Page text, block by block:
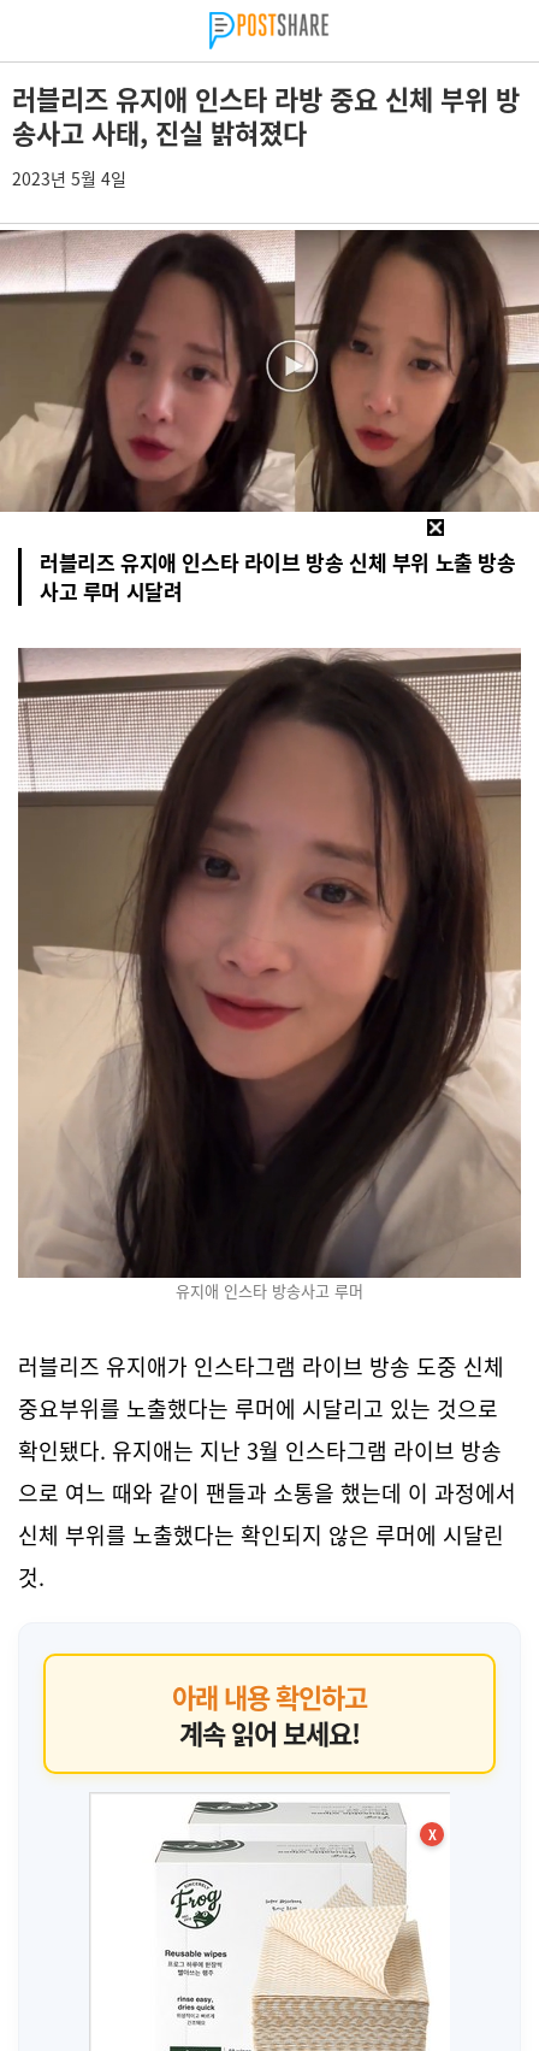
러블리즈 유지애 인스타 라방 중요 신체 부위 방
송사고 사태, 진실 밝혀졌다
2023년 5월 4일
러블리즈 유지애 인스타 라이브 방송 신체 부위 노출 방송
사고 루머 시달려
유지애 인스타 방송사고 루머
러블리즈 유지애가 인스타그램 라이브 방송 도중 신체
중요부위를 노출했다는 루머에 시달리고 있는 것으로
확인됐다. 유지애는 지난 3월 인스타그램 라이브 방송
으로 여느 때와 같이 팬들과 소통을 했는데 이 과정에서
신체 부위를 노출했다는 확인되지 않은 루머에 시달린
것.
아래 내용 확인하고
계속 읽어 보세요!
X